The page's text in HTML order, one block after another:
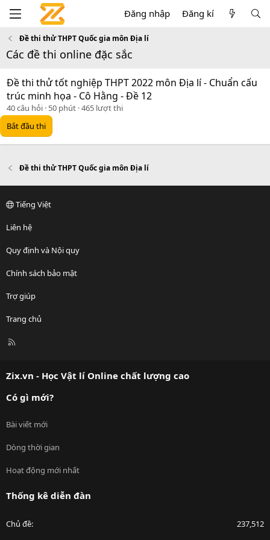
Đăng nhập Đăng kí
Đề thi thử THPT Quốc gia môn Địa lí
Các đề thi online đặc sắc
Đề thi thử tốt nghiệp THPT 2022 môn Địa lí - Chuẩn cấu
trúc minh họa - Cô Hằng - Đề 12
40 câu hỏi 50 phút 465 lượt thi
Bắt đầu thi
Đề thi thử THPT Quốc gia môn Địa lí
Tiếng Việt
Liên hệ
Quy định và Nội quy
Chính sách bảo mật
Trợ giúp
Trang chủ
R
Zix.vn - Học Vật lí Online chất lượng cao
Có gì mới?
Bài viết mới
Dòng thời gian
Hoạt động mới nhất
Thống kê diễn đàn
Chủ đề 237,512